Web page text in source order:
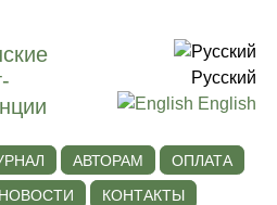
Русский
English
АВТОРАМ
ОПЛАТА
НОВОСТИ КОНТАКТЫ